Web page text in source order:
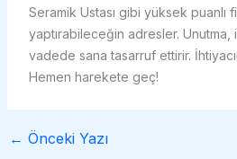
Seramik Ustası gibi yüksek puanlı
yaptırabileceğin adresler. Unutma,
vadede sana tasarruf ettirir.
Hemen harekete geç!
← Önceki Yazı